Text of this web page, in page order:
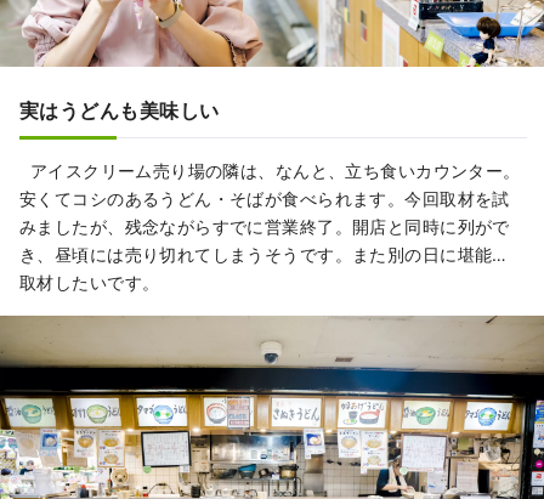
実はうどんも美味しい
アイスクリーム売り場の隣は、なんと、立ち食いカウンター。
安くてコシのあるうどん・そばが食べられます。今回取材を試
みましたが、残念ながらすでに営業終了。開店と同時に列がで
き、昼頃には売り切れてしまうそうです。また別の日に堪能…
取材したいです。